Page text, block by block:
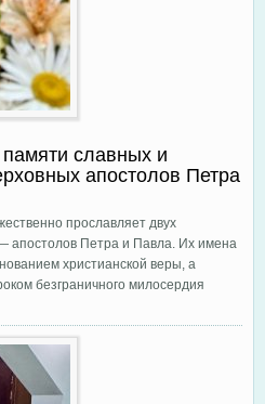
славных и
апостолов Петра
прославляет двух
апостолов Петра и Павла. Их имена
христианской веры, а
безграничного милосердия